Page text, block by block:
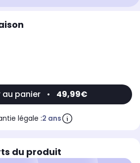
panier • 49,99€
légale :2 ans
du produit